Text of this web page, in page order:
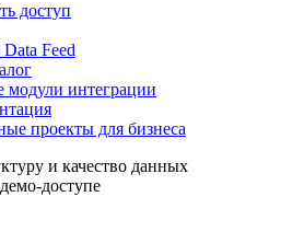
доступ
Feed
модули интеграции
проекты для бизнеса
и качество данных
доступе